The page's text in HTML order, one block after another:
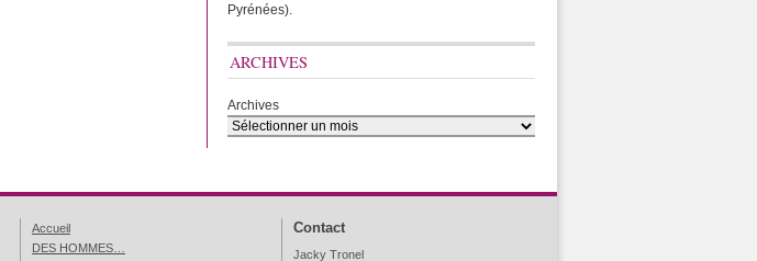
Pyrénées).
ARCHIVES
Archives
Accueil
DES HOMMES…
Contact
Jacky Tronel